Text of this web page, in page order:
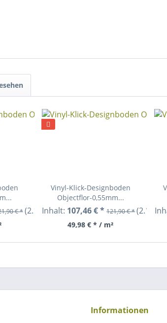
€ * (2.15 m²)
Vinyl-Klick-Designboden
Objectflor-0,55mm...
Inhalt: 107,46 € *121,90 € *(2.15
49,98 € * / m²
Informationen